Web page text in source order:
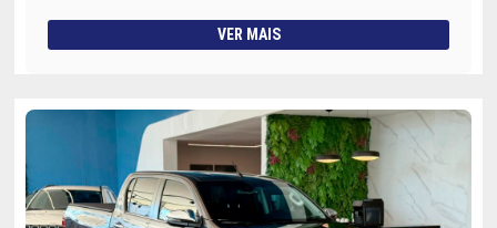
VER MAIS